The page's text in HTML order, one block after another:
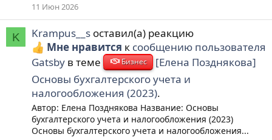
11 Июн 2026
K Krampus__s оставил(а) реакцию
Мне нравится к сообщению пользователя
Gatsby в теме Бизнес
[Елена Позднякова]
Основы бухгалтерского учета и
налогообложения (2023).
Автор: Елена Позднякова Название: Основы
бухгалтерского учета и налогообложения (2023)
Основы бухгалтерского учета и налогообложения...